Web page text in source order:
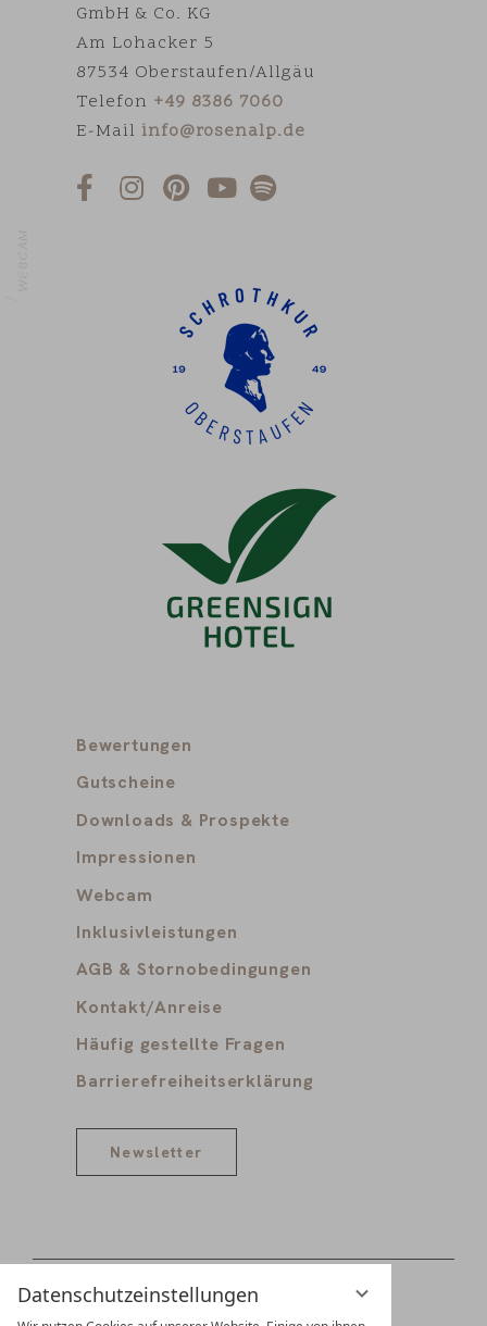
Datenschutzeinstellungen
WEBCAM
GmbH & Co. KG
Am Lohacker 5
87534 Oberstaufen/Allgäu
Telefon +49 8386 7060
E-Mail info@rosenalp.de
Bewertungen
Gutscheine
Downloads & Prospekte
Impressionen
Webcam
Inklusivleistungen
AGB & Stornobedingungen
Kontakt/Anreise
Häufig gestellte Fragen
Barrierefreiheitserklärung
Newsletter